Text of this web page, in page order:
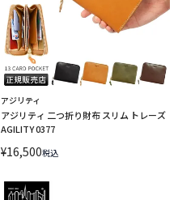
アジリティ
アジリティ 二つ折り財布 スリム トレーズ
AGILITY 0377
¥16,500税込